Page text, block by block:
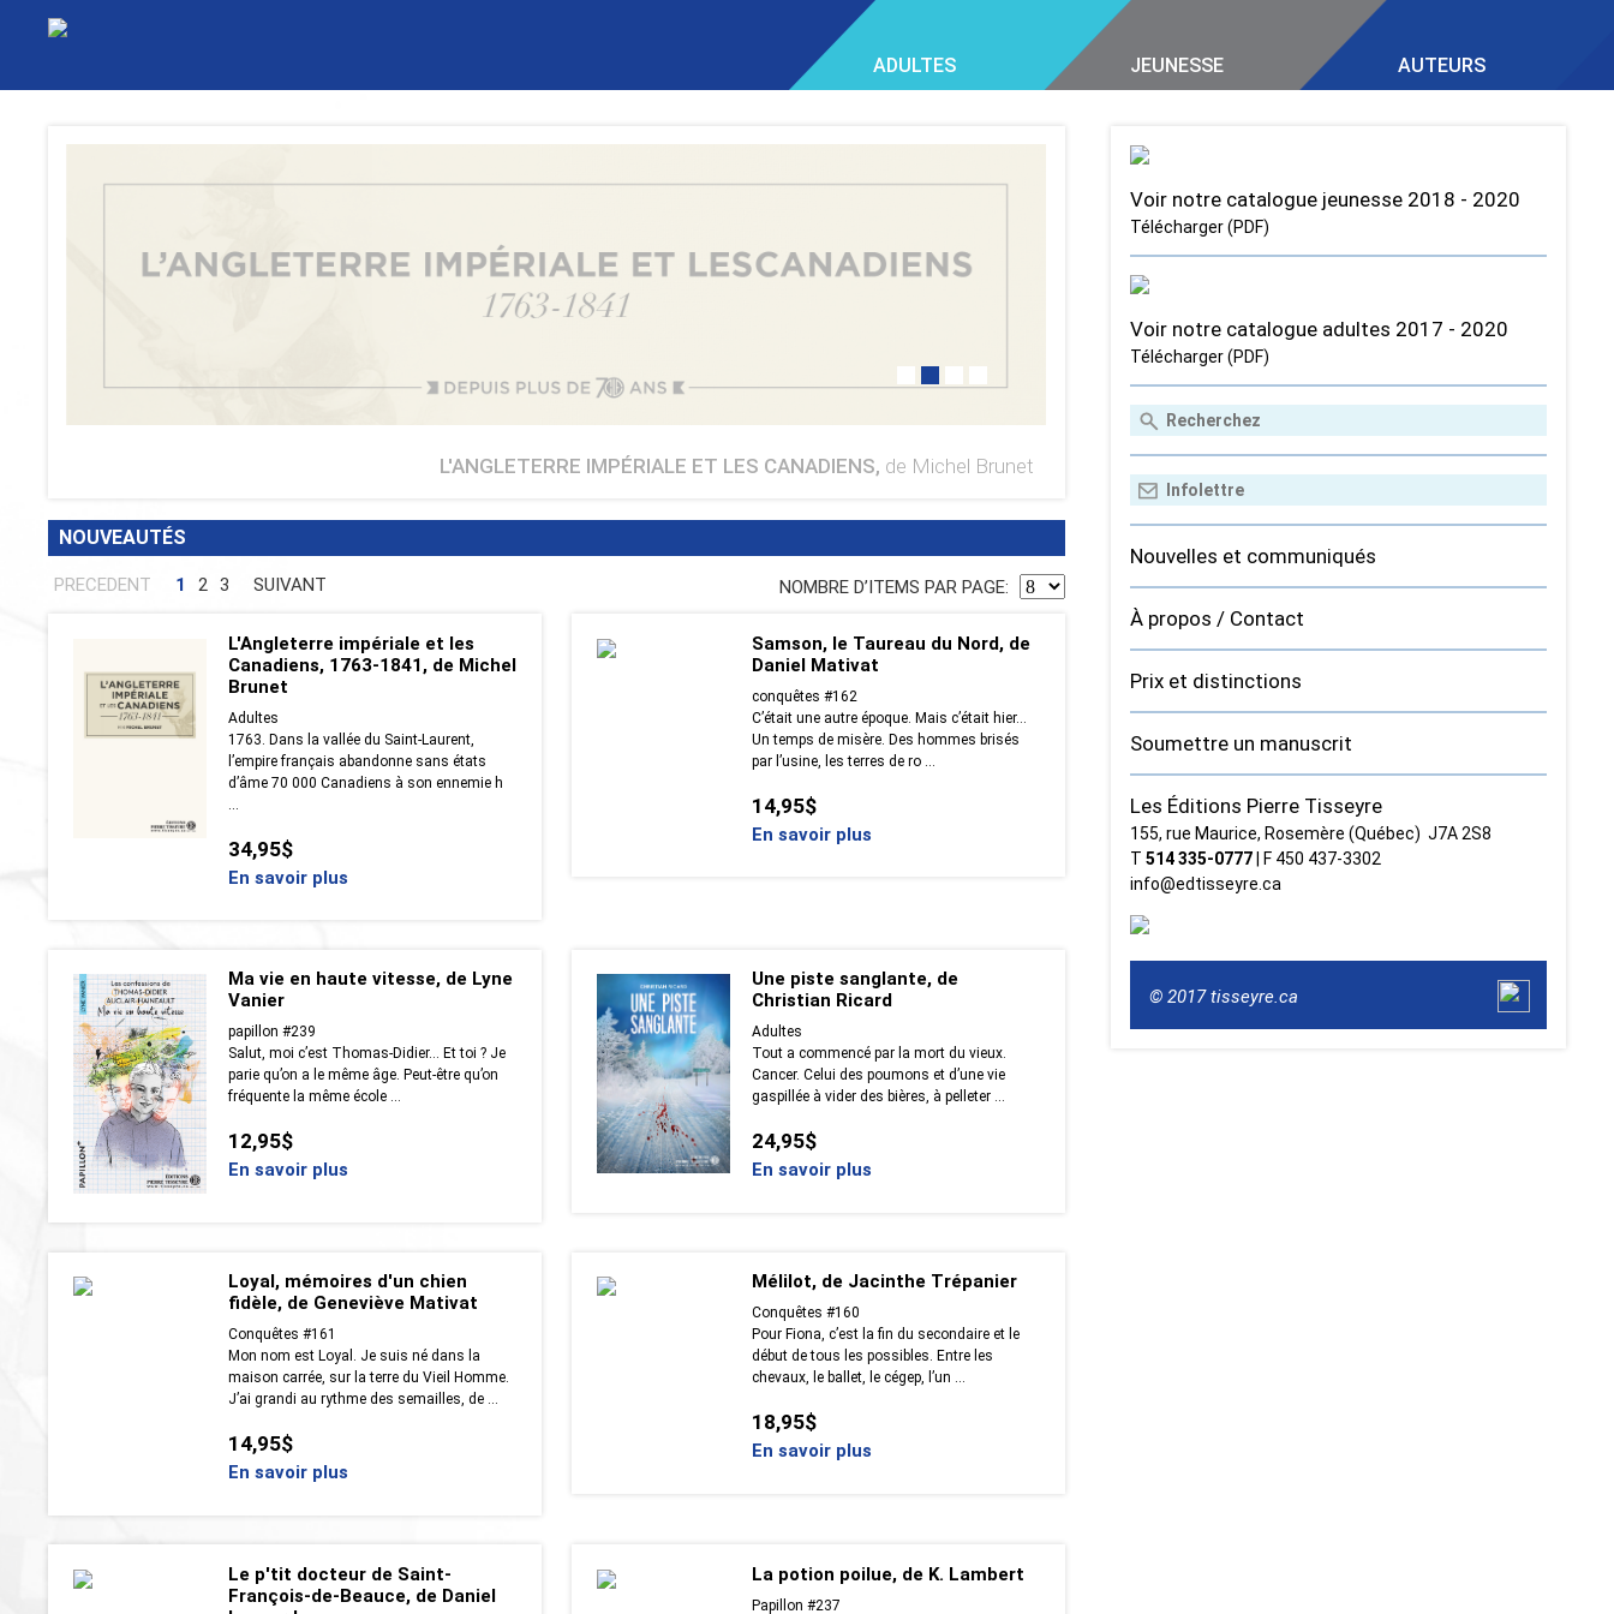
ADULTES JEUNESSE AUTEURS
L'ANGLETERRE IMPÉRIALE ET LES CANADIENS, de Michel Brunet
NOUVEAUTÉS
NOMBRE DʼITEMS PAR PAGE:
PRECEDENT 1 2 3 SUIVANT
L'Angleterre impériale et les
Canadiens, 1763-1841, de Michel
Brunet
Adultes
1763. Dans la vallée du Saint-Laurent,
l’empire français abandonne sans états
d’âme 70 000 Canadiens à son ennemie h
34,95$
En savoir plus
Samson, le Taureau du Nord, de
Daniel Mativat
conquêtes #162
C’était une autre époque. Mais c’était hier…
Un temps de misère. Des hommes brisés
par l’usine, les terres de ro ...
14,95$
En savoir plus
Ma vie en haute vitesse, de Lyne
Vanier
papillon #239
Salut, moi c’est Thomas-Didier… Et toi ? Je
parie qu’on a le même âge. Peut-être qu’on
fréquente la même école ...
12,95$
En savoir plus
Une piste sanglante, de
Christian Ricard
Adultes
Tout a commencé par la mort du vieux.
Cancer. Celui des poumons et d’une vie
gaspillée à vider des bières, à pelleter ...
24,95$
En savoir plus
Loyal, mémoires d'un chien
fidèle, de Geneviève Mativat
Conquêtes #161
Mon nom est Loyal. Je suis né dans la
maison carrée, sur la terre du Vieil Homme.
J’ai grandi au rythme des semailles, de ...
14,95$
En savoir plus
Mélilot, de Jacinthe Trépanier
Conquêtes #160
Pour Fiona, c’est la fin du secondaire et le
début de tous les possibles. Entre les
chevaux, le ballet, le cégep, l’un ...
18,95$
En savoir plus
Le p'tit docteur de Saint-
François-de-Beauce, de Daniel
La potion poilue, de K. Lambert
Papillon #237
Voir notre catalogue jeunesse 2018 - 2020
Télécharger (PDF)
Voir notre catalogue adultes 2017 - 2020
Télécharger (PDF)
Nouvelles et communiqués
À propos / Contact
Prix et distinctions
Soumettre un manuscrit
Les Éditions Pierre Tisseyre
155, rue Maurice, Rosemère (Québec) J7A 2S8
T 514 335‑0777| F 450 437‑3302
info@edtisseyre.ca
© 2017 tisseyre.ca